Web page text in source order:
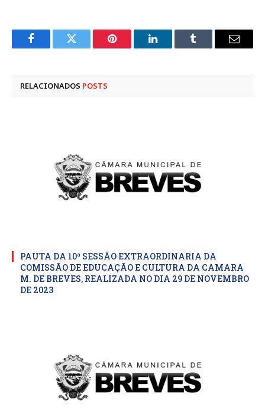
FacebookTwitter Pinterest LinkedInTumblr
E-
RELACIONADOS POSTS
PAUTA DA 10ª SESSÃO EXTRAORDINARIA DA
COMISSÃO DE EDUCAÇÃO E CULTURA DA CAMARA
M. DE BREVES, REALIZADA NO DIA 29 DE NOVEMBRO
DE 2023